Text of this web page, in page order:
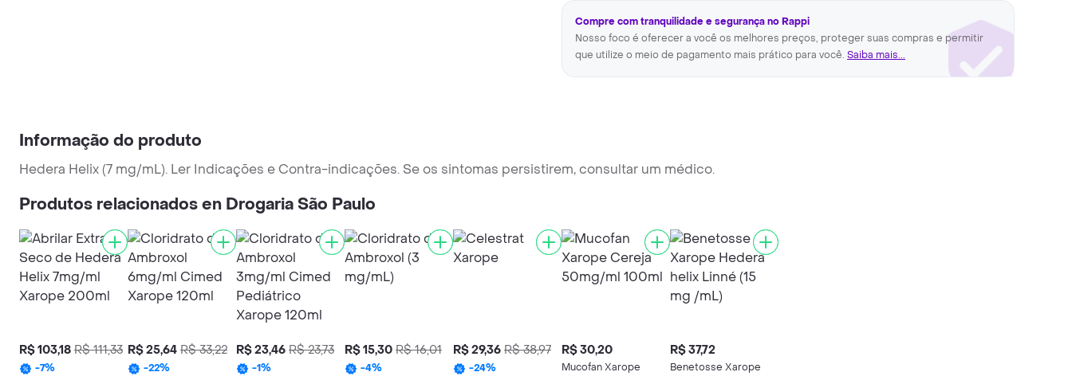
Compre com tranquilidade e segurança no Rappi
Nosso foco é oferecer a você os melhores preços, proteger suas compras e permitir
que utilize o meio de pagamento mais prático para você. Saiba mais...
Informação do produto
Hedera Helix (7 mg/mL). Ler Indicações e Contra-indicações. Se os sintomas persistirem, consultar um médico.
Produtos relacionados en Drogaria São Paulo
R$ 103,18 R$ 111,33
-7%
R$ 25,64 R$ 33,22
-22%
R$ 23,46 R$ 23,73
-1%
R$ 15,30 R$ 16,01
-4%
R$ 29,36 R$ 38,97
-24%
R$ 30,20
Mucofan Xarope
R$ 37,72
Benetosse Xarope